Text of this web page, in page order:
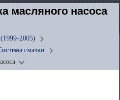
масляного насоса
2005)
смазки